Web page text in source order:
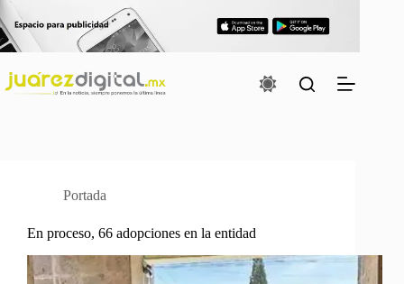
Saltar
al
contenido
Portada
En proceso, 66 adopciones en la entidad